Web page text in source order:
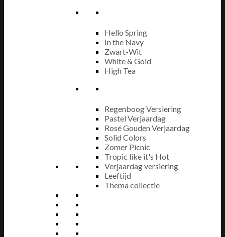
Hello Spring
In the Navy
Zwart-Wit
White & Gold
High Tea
Regenboog Versiering
Pastel Verjaardag
Rosé Gouden Verjaardag
Solid Colors
Zomer Picnic
Tropic like it's Hot
Verjaardag versiering
Leeftijd
Thema collectie